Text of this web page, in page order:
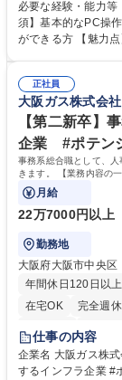
営事務局業務などにも幅広
入力業務】 ・医師
・年会費の徴収管理
年休120日/デスクワ
必要な経験・能力
須】基本的なPC操
ができる方 【魅力点】 ・年休120日以上に加え、9時～17時の「実働7時
整、資料作成、当日の運営サポート 学歴
力： 資格：
正社員
大阪ガス株式会社
【第二新卒】
企業 #ポテン
事務系総合職として、
きます。 【業務内容の
門の企画スタッフ、ルー
月給
22万7000円以上
勤務地
大阪府大阪市中央区
年間休日120日以上
在宅OK
完全週
服装自由
第二新
仕事の内容
企業名 大阪ガス株式会社 求人名 【第二新卒】事務系総合
するインフラ企業 #ポテンシャル採用